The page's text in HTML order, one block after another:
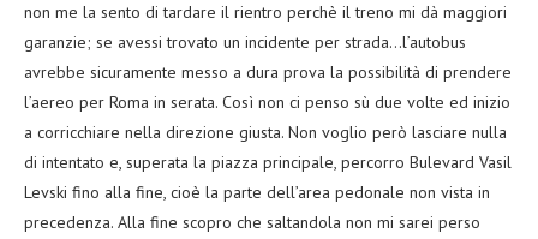
non me la sento di tardare il rientro perchè il treno mi dà maggiori
garanzie; se avessi trovato un incidente per strada…l’autobus
avrebbe sicuramente messo a dura prova la possibilità di prendere
l’aereo per Roma in serata. Così non ci penso sù due volte ed inizio
a corricchiare nella direzione giusta. Non voglio però lasciare nulla
di intentato e, superata la piazza principale, percorro Bulevard Vasil
Levski fino alla fine, cioè la parte dell’area pedonale non vista in
precedenza. Alla fine scopro che saltandola non mi sarei perso